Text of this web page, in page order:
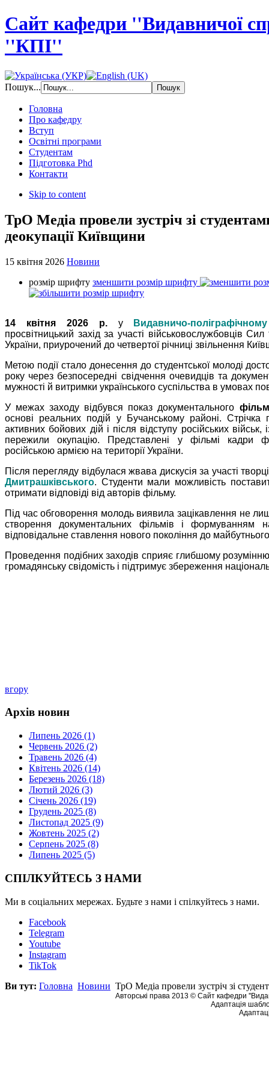
Сайт кафедри ''Видавничої
''КПІ''
Пошук...
Головна
Про кафедру
Вступ
Освітні програми
Студентам
Підготовка Phd
Контакти
Skip to content
ТрО Медіа провели зустріч зі
деокупації Київщини
15 квітня 2026 Новини
розмір шрифту зменшити розмір шрифту
14 квітня 2026 р. у
Видавничо-
просвітницький захід за участі військовослужбовців
України, приурочений до четвертої річниці звільнення
Метою події стало донесення до студентської молоді
року через безпосередні свідчення очевидців та
мужності й витримки українського суспільства в умовах
У межах заходу відбувся показ документального
основі реальних подій у Бучанському районі. Стрічка
активних бойових дій і після відступу російських
пережили окупацію. Представлені у фільмі кадри
російською армією на території України.
Після перегляду відбулася жвава дискусія за участі
Дмитрашківського. Студенти мали можливість
отримати відповіді від авторів фільму.
Під час обговорення молодь виявила зацікавлення не
створення документальних фільмів і формуванням
відповідальне ставлення нового покоління до
Проведення подібних заходів сприяє глибшому
громадянську свідомість і підтримує збереження
вгору
Архів новин
Липень 2026 (1)
Червень 2026 (2)
Травень 2026 (4)
Квітень 2026 (14)
Березень 2026 (18)
Лютий 2026 (3)
Січень 2026 (19)
Грудень 2025 (8)
Листопад 2025 (9)
Жовтень 2025 (2)
Серпень 2025 (8)
Липень 2025 (5)
СПІЛКУЙТЕСЬ З НАМИ
Ми в соціальних мережах. Будьте з нами і спілкуйтесь з нами.
Facebook
Telegram
Youtube
Instagram
TikTok
Ви тут: Головна Новини ТрО Медіа провели зустріч зі
Авторські права 2013 © Сайт кафедри
Адаптація